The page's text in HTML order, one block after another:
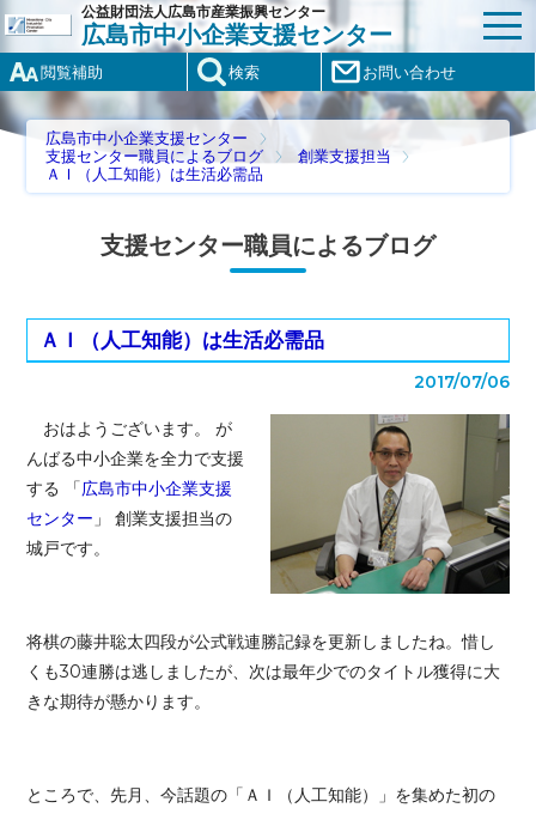
公益財団法人広島市産業振興センター
広島市中小企業支援センター
閲覧補助 検索 お問い合わせ
広島市中小企業支援センター
支援センター職員によるブログ
創業支援担当
ＡＩ（人工知能）は生活必需品
支援センター職員によるブログ
ＡＩ（人工知能）は生活必需品
2017/07/06
おはようございます。 が
んばる中小企業を全力で支援
する 「広島市中小企業支援
センター 」 創業支援担当の
城戸です。
将棋の藤井聡太四段が公式戦連勝記録を更新しましたね。惜し
くも30連勝は逃しましたが、次は最年少でのタイトル獲得に大
きな期待が懸かります。
ところで、先月、今話題の「ＡＩ（人工知能）」を集めた初の